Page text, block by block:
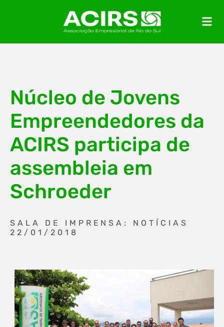
Núcleo de Jovens
Empreendedores da
ACIRS participa de
assembleia em
Schroeder
SALA DE IMPRENSA: NOTÍCIAS
22/01/2018